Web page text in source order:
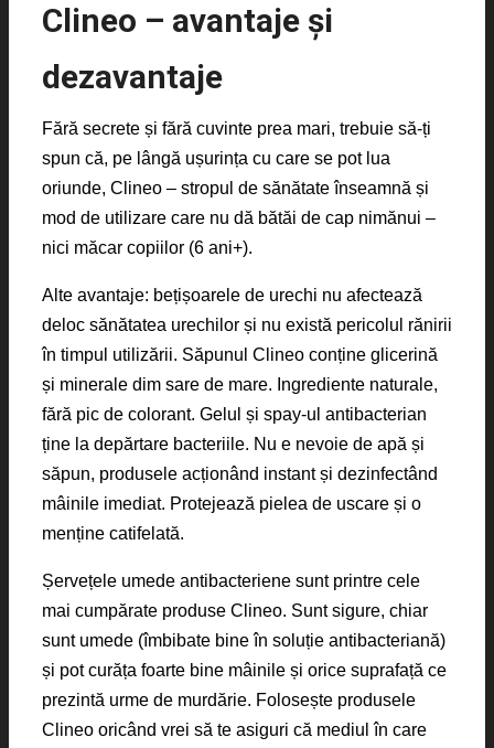
Clineo – avantaje și
dezavantaje
Fără secrete și fără cuvinte prea mari, trebuie să-ți
spun că, pe lângă ușurința cu care se pot lua
oriunde, Clineo – stropul de sănătate înseamnă și
mod de utilizare care nu dă bătăi de cap nimănui –
nici măcar copiilor (6 ani+).
Alte avantaje: bețișoarele de urechi nu afectează
deloc sănătatea urechilor și nu există pericolul rănirii
în timpul utilizării. Săpunul Clineo conține glicerină
și minerale dim sare de mare. Ingrediente naturale,
fără pic de colorant. Gelul și spay-ul antibacterian
ține la depărtare bacteriile. Nu e nevoie de apă și
săpun, produsele acționând instant și dezinfectând
mâinile imediat. Protejează pielea de uscare și o
menține catifelată.
Șervețele umede antibacteriene sunt printre cele
mai cumpărate produse Clineo. Sunt sigure, chiar
sunt umede (îmbibate bine în soluție antibacteriană)
și pot curăța foarte bine mâinile și orice suprafață ce
prezintă urme de murdărie. Folosește produsele
Clineo oricând vrei să te asiguri că mediul în care